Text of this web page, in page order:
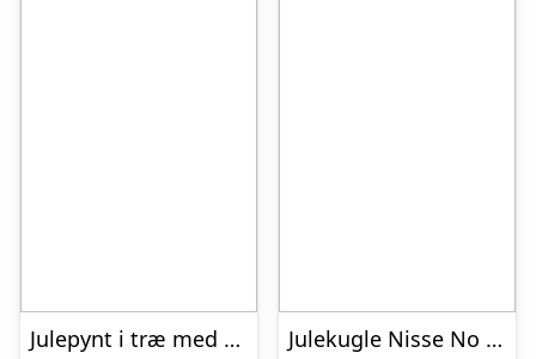
Julepynt i træ med kagemand
Julekugle Nisse No 6 – Akryl